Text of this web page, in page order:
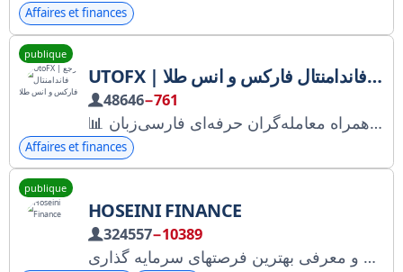
Affaires et finances
publique
UTOFX | مرجع فاندامنتال فارکس و انس طلا
48646−761
📊 اخبار و تحلیل لحظه‌ای فارکس و انس طلا 📰 پوشش مستقیم اخبار بازارهای مالی جهان و ژئوپلیتیک 🎓 آموزش تخصصی معامله‌گری و مدیریت سرمایه 🔹 یوتوفارکس همراه معامله‌گران حرفه‌ای فارسی‌زبان utofx.com utotimes.com utobrokers.com 📩 ارتباط با ادمین: @UtoFX2020
Affaires et finances
publique
HOSEINI FINANCE
324557−10389
تحلیل های اقتصادی و معرفی بهترین فرصتهای سرمایه گذاری Instagram : https://www.instagram.com/hoseini.finance